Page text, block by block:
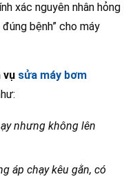
xác nguyên nhân hỏng
bệnh” cho máy
vụ sửa máy bơm
nhưng không lên
áp chạy kêu gằn, có